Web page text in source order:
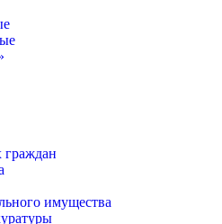
имущества